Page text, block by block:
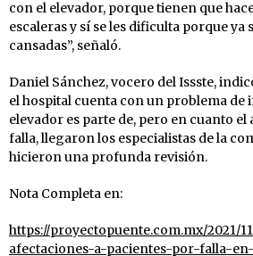
con el elevador, porque tienen que
escaleras y sí se les dificulta porque ya
cansadas”, señaló.
Daniel Sánchez, vocero del Issste,
el hospital cuenta con un problema
elevador es parte de, pero en cuanto el
falla, llegaron los especialistas de la
hicieron una profunda revisión.
Nota Completa en:
https://proyectopuente.com.mx/2021/
afectaciones-a-pacientes-por-falla-